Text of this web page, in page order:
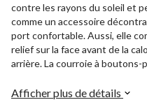
contre les rayons du soleil et
comme un accessoire
port confortable. Aussi, elle
relief sur la face avant de la
arrière. La courroie à
officielle de la LNH, ce qui
Afficher plus de détails